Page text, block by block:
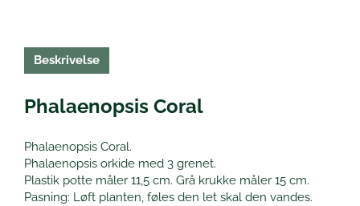
Beskrivelse
Phalaenopsis Coral
Phalaenopsis Coral.
Phalaenopsis orkide med 3 grenet.
Plastik potte måler 11,5 cm. Grå krukke måler 15 cm.
Pasning: Løft planten, føles den let skal den vandes.